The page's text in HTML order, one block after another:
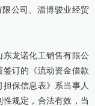
限公司、淄博骏业经贸
东龙诺化工销售有限公
订的《流动资金借款
保信息表》系当事人
规定，合法有效，当